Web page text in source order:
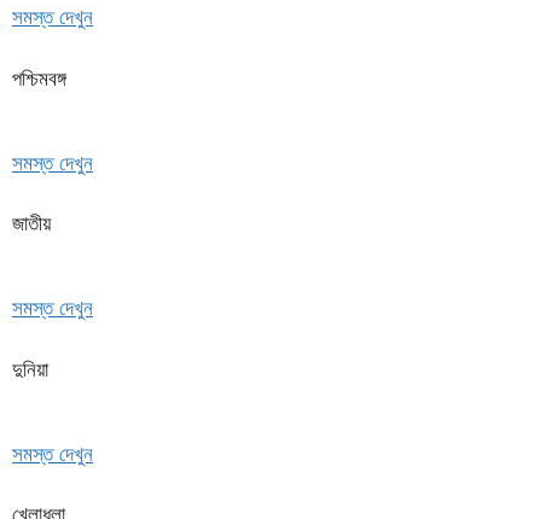
সমস্ত দেখুন
পশ্চিমবঙ্গ
সমস্ত দেখুন
জাতীয়
সমস্ত দেখুন
দুনিয়া
সমস্ত দেখুন
খেলাধুলা